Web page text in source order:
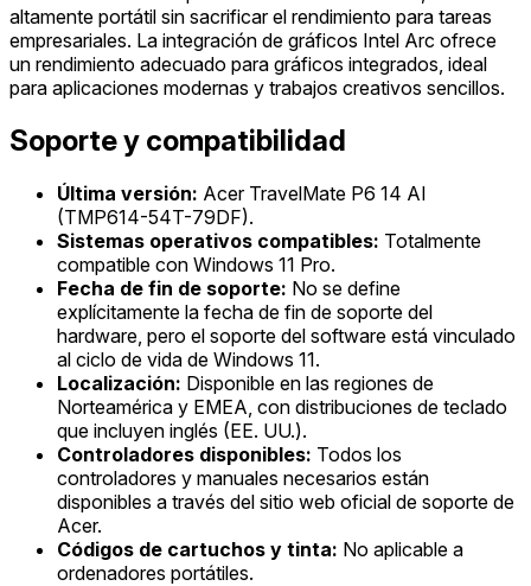
altamente portátil sin sacrificar el rendimiento para tareas
empresariales. La integración de gráficos Intel Arc ofrece
un rendimiento adecuado para gráficos integrados, ideal
para aplicaciones modernas y trabajos creativos sencillos.
Soporte y compatibilidad
Última versión: Acer TravelMate P6 14 AI
(TMP614-54T-79DF).
Sistemas operativos compatibles: Totalmente
compatible con Windows 11 Pro.
Fecha de fin de soporte: No se define
explícitamente la fecha de fin de soporte del
hardware, pero el soporte del software está vinculado
al ciclo de vida de Windows 11.
Localización: Disponible en las regiones de
Norteamérica y EMEA, con distribuciones de teclado
que incluyen inglés (EE. UU.).
Controladores disponibles: Todos los
controladores y manuales necesarios están
disponibles a través del sitio web oficial de soporte de
Acer.
Códigos de cartuchos y tinta: No aplicable a
ordenadores portátiles.